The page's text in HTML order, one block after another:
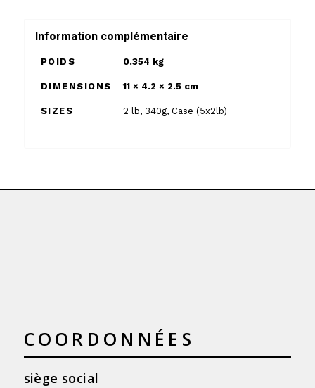
Information complémentaire
POIDS 0.354 kg
DIMENSIONS 11 × 4.2 × 2.5 cm
SIZES 2 lb, 340g, Case (5x2lb)
COORDONNÉES
siège social